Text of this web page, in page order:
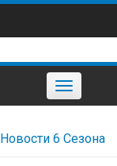
Toggle
navigation
Новости 6 Сезона